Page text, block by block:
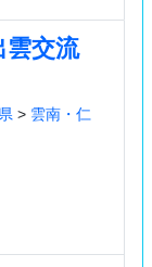
雲交流
> 雲南・仁